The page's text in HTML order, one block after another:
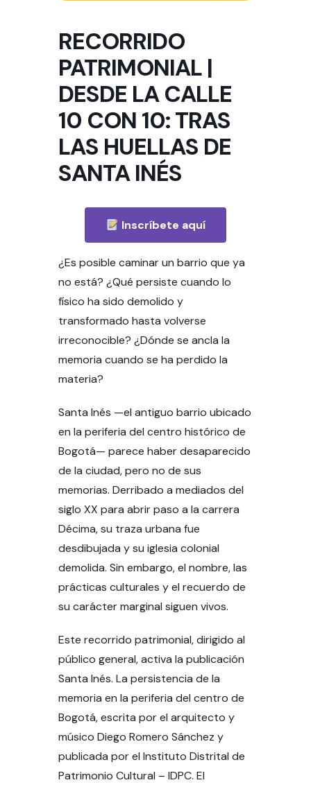
RECORRIDO
PATRIMONIAL |
DESDE LA CALLE
10 CON 10: TRAS
LAS HUELLAS DE
SANTA INÉS
Inscríbete aquí
¿Es posible caminar un barrio que ya
no está? ¿Qué persiste cuando lo
físico ha sido demolido y
transformado hasta volverse
irreconocible? ¿Dónde se ancla la
memoria cuando se ha perdido la
materia?
Santa Inés —el antiguo barrio ubicado
en la periferia del centro histórico de
Bogotá— parece haber desaparecido
de la ciudad, pero no de sus
memorias. Derribado a mediados del
siglo XX para abrir paso a la carrera
Décima, su traza urbana fue
desdibujada y su iglesia colonial
demolida. Sin embargo, el nombre, las
prácticas culturales y el recuerdo de
su carácter marginal siguen vivos.
Este recorrido patrimonial, dirigido al
público general, activa la publicación
Santa Inés. La persistencia de la
memoria en la periferia del centro de
Bogotá, escrita por el arquitecto y
músico Diego Romero Sánchez y
publicada por el Instituto Distrital de
Patrimonio Cultural – IDPC. El